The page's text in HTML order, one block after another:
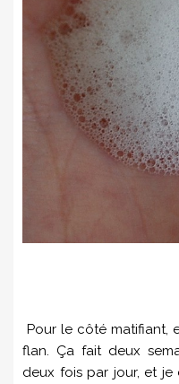
Pour le côté matifiant,
flan. Ça fait deux
deux fois par jour, et